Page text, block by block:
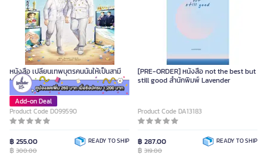
หนังสือ เปลี่ยนเทพบุตรคนนั้นให้เป็นสามี
เล่ม 5
Add-on Deal
Product Code D099590
฿ 255.00
฿ 300.00
READY TO SHIP
[PRE-ORDER] หนังสือ not the best but
still good สำนักพิมพ์ Lavender
Product Code DA13183
฿ 287.00
฿ 319.00
READY TO SHIP